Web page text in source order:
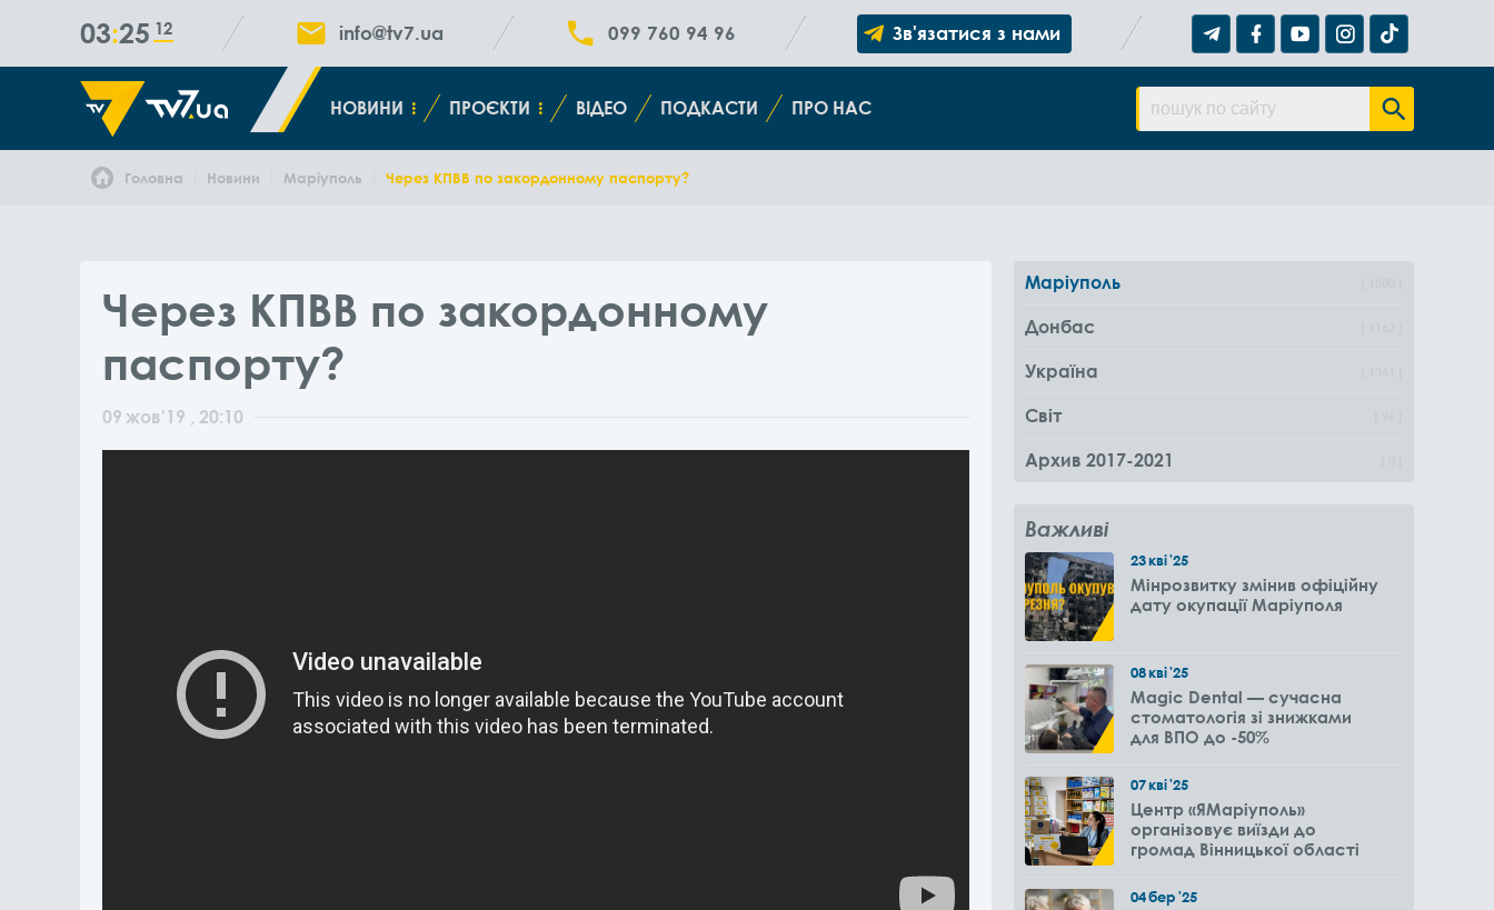
03 25 12 info@tv7.ua 099 760 94 96 Зв'язатися з нами
НОВИНИ ПРОЄКТИ ВІДЕО ПОДКАСТИ ПРО НАС
Головна Новини Маріуполь Через КПВВ по закордонному паспорту?
Через КПВВ по закордонному
паспорту?
09 жов'19 , 20:10
Маріуполь
Донбас
Україна
Світ
Архив 2017-2021
Важливі
23кві'25
Мінрозвитку змінив офіційну
дату окупації Маріуполя
08кві'25
Magic Dental — сучасна
стоматологія зі знижками
для ВПО до -50%
07кві'25
Центр «ЯМаріуполь»
організовує виїзди до
громад Вінницької області
04бер'25